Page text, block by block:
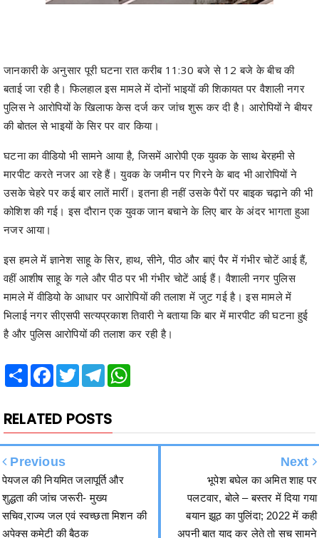
पुलिस ने आरोपियों के खिलाफ केस दर्ज कर जांच शुरू कर दी है। आरोपियों ने बीयर
की बोतल से भाइयों के सिर पर वार किया।
घटना का वीडियो भी सामने आया है, जिसमें आरोपी एक युवक के साथ बेरहमी से
मारपीट करते नजर आ रहे हैं। युवक के जमीन पर गिरने के बाद भी आरोपियों ने
उसके चेहरे पर कई बार लातें मारीं। इतना ही नहीं उसके पैरों पर बाइक चढ़ाने की भी
कोशिश की गई। इस दौरान एक युवक जान बचाने के लिए बार के अंदर भागता हुआ
नजर आया।
इस हमले में ज्ञानेश साहू के सिर, हाथ, सीने, पीठ और बाएं पैर में गंभीर चोटें आई हैं,
वहीं आशीष साहू के गले और पीठ पर भी गंभीर चोटें आई हैं। वैशाली नगर पुलिस
मामले में वीडियो के आधार पर आरोपियों की तलाश में जुट गई है। इस मामले में
भिलाई नगर सीएसपी सत्यप्रकाश तिवारी ने बताया कि बार में मारपीट की घटना हुई
है और पुलिस आरोपियों की तलाश कर रही है।
Share Facebook
TwitterTelegramWhatsApp
RELATED POSTS
Previous
शुद्धता की जांच जरूरी- मुख्य
सचिव,राज्य जल एवं स्वच्छता मिशन की
अपेक्स कमेटी की बैठक
पलटवार, बोले – बस्तर में दिया गया
बयान झूठ का पुलिंदा; 2022 में कही
अपनी बात याद कर लेते तो सच सामने
आ जाता